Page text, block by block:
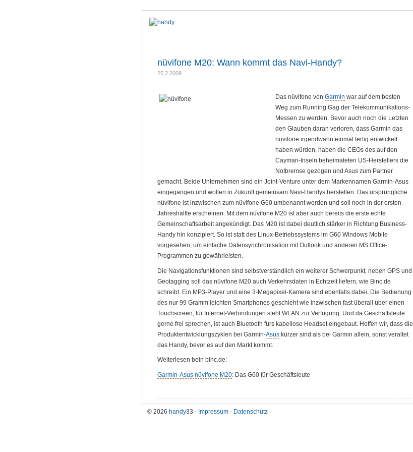
nüvifone M20: Wann kommt das Navi-Handy?
25.2.2009
Das nüvifone von Garmin war auf dem besten
Weg zum Running Gag der Telekommunikations-
Messen zu werden. Bevor auch noch die Letzten
den Glauben daran verloren, dass Garmin das
nüvifone irgendwann einmal fertig entwickelt
haben würden, haben die CEOs des auf den
Cayman-Inseln beheimateten US-Herstellers die
Notbremse gezogen und Asus zum Partner
gemacht. Beide Unternehmen sind ein Joint-Venture unter dem Markennamen Garmin-Asus
eingegangen und wollen in Zukunft gemeinsam Navi-Handys herstellen. Das ursprüngliche
nüvifone ist inzwischen zum nüvifone G60 umbenannt worden und soll noch in der ersten
Jahreshälfte erscheinen. Mit dem nüvifone M20 ist aber auch bereits die erste echte
Gemeinschaftsarbeit angekündigt. Das M20 ist dabei deutlich stärker in Richtung Business-
Handy hin konzipiert. So ist statt des Linux-Betriebssystems im G60 Windows Mobile
vorgesehen, um einfache Datensynchronisation mit Outlook und anderen MS Office-
Programmen zu gewährleisten.
Die Navigationsfunktionen sind selbstverständlich ein weiterer Schwerpunkt, neben GPS und
Geotagging soll das nüvifone M20 auch Verkehrsdaten in Echtzeit liefern, wie Binc.de
schreibt. Ein MP3-Player und eine 3-Megapixel-Kamera sind ebenfalls dabei. Die Bedienung
des nur 99 Gramm leichten Smartphones geschieht wie inzwischen fast überall über einen
Touchscreen, für Internet-Verbindungen steht WLAN zur Verfügung. Und da Geschäftsleute
gerne frei sprechen, ist auch Bluetooth fürs kabellose Headset eingebaut. Hoffen wir, dass die
Produktentwicklungszyklen bei Garmin-Asus kürzer sind als bei Garmin allein, sonst veraltet
das Handy, bevor es auf den Markt kommt.
Weiterlesen bein binc.de:
Garmin-Asus nüvifone M20: Das G60 für Geschäftsleute
© 2026 handy33 - Impressum - Datenschutz